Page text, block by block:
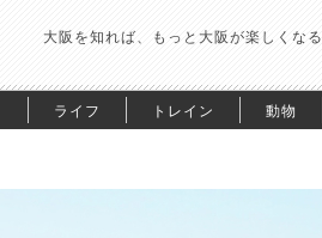
大阪を知れば、もっと大阪が楽しくなる
ライフ トレイン 動物